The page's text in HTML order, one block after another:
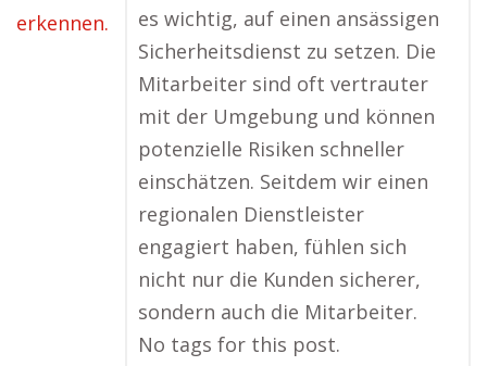
es wichtig, auf einen ansässigen
Sicherheitsdienst zu setzen. Die
Mitarbeiter sind oft vertrauter
mit der Umgebung und können
potenzielle Risiken schneller
einschätzen. Seitdem wir einen
regionalen Dienstleister
engagiert haben, fühlen sich
nicht nur die Kunden sicherer,
sondern auch die Mitarbeiter.
No tags for this post.